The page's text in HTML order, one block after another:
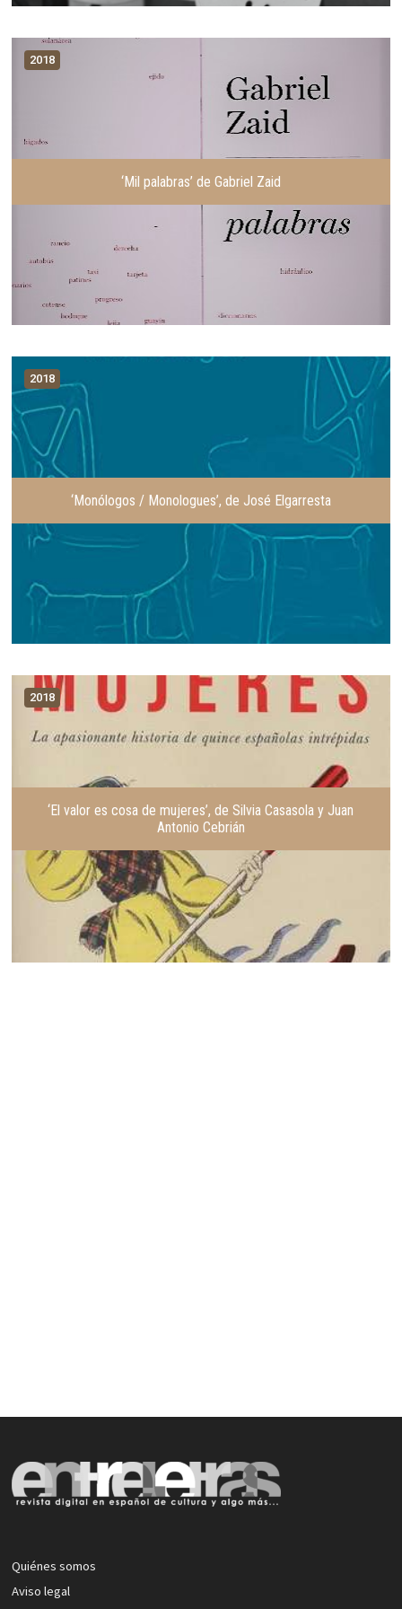
2018
‘Mil palabras’ de Gabriel Zaid
2018
‘Monólogos / Monologues’, de José Elgarresta
2018
‘El valor es cosa de mujeres’, de Silvia Casasola y Juan
Antonio Cebrián
Quiénes somos
Aviso legal